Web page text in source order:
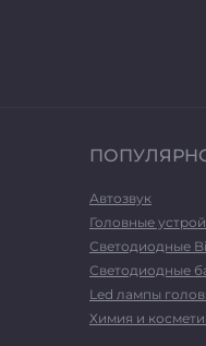
Автозвук
Головные
Светодиодные
Светодиодные
Led лампы
Химия и